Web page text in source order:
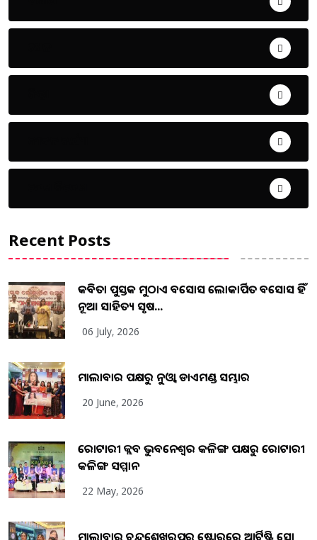
Recent Posts
କବିତା ପୁସ୍ତକ ମୁଠାଏ ଅବସୋସ ଲୋକାର୍ପିତ ଅବସୋସ ହିଁ
ନୂଆ ସାହିତ୍ୟ ସୃଷ...
06 July, 2026
ମାଲାବାର ପକ୍ଷରୁ ନୁଓ୍ବା ଡାଏମଣ୍ଡ ସମ୍ଭାର
20 June, 2026
ରୋଟାରୀ କ୍ଲବ ଭୁବନେଶ୍ୱର କଳିଙ୍ଗ ପକ୍ଷରୁ ରୋଟାରୀ
କଳିଙ୍ଗ ସମ୍ମାନ
22 May, 2026
ମାଲାବାର ଚନ୍ଦ୍ରଶେଖରପୁର ଷ୍ଟୋରରେ ଆର୍ଟିଷ୍ଟ୍ରି ସୋ